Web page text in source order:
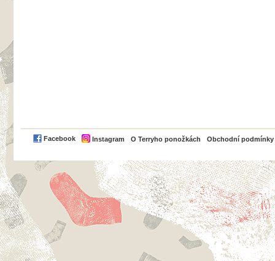
Facebook Instagram O Terryho ponožkách Obchodní podmínky
PayPal